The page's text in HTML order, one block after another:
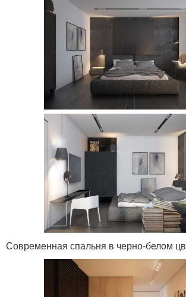
Современная спальня в черно-белом